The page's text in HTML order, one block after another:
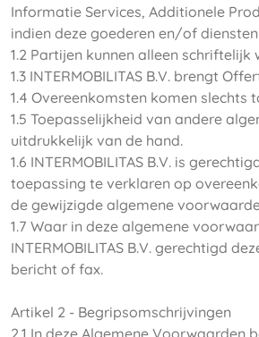
Informatie Services, Additionele
indien deze goederen en/of
1.2 Partijen kunnen alleen
1.3 INTERMOBILITAS B.V. brengt
1.4 Overeenkomsten komen slechts
1.5 Toepasselijkheid van andere
uitdrukkelijk van de hand.
1.6 INTERMOBILITAS B.V. is
toepassing te verklaren op
de gewijzigde algemene
1.7 Waar in deze algemene
INTERMOBILITAS B.V. gerechtigd
bericht of fax.
Artikel 2 - Begripsomschrijvingen
2.1 In deze Algemene Voorwaarden